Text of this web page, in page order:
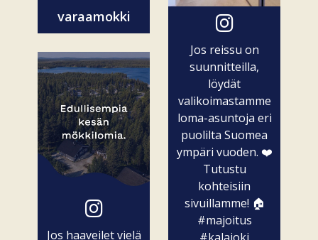
varaamokki
Jos haaveilet vielä
Jos reissu on
suunnitteilla,
löydät
valikoimastamme
loma-asuntoja eri
puolilta Suomea
ympäri vuoden. ❤️
Tutustu
kohteisiin
sivuillamme! 🏠
#majoitus
#kalajoki